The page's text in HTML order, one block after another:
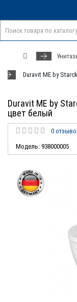
Duravit ME by
Duravit ME by
цвет белый
0
Модель: 938000005